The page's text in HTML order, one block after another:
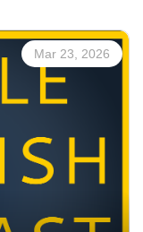
ord
översättning
Mar 23, 2026